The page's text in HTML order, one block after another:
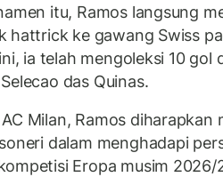
itu, Ramos langsung
hattrick ke gawang Swiss
ia telah mengoleksi 10 gol
das Quinas.
Milan, Ramos diharapkan
dalam menghadapi
Eropa musim 2026/